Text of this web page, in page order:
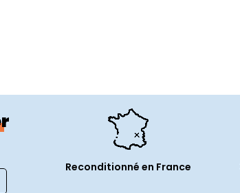
:
Bureautique et Multimédia
:
de lancement :
2024
constructeur :
Reconditionné en France